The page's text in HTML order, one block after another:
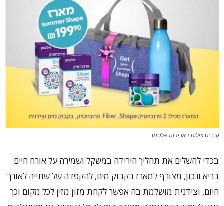
קרדיט צילום באדיבות אלטמן
בכדי להשלים את תהליך הירידה במשקל ושמירה על אורח חיים
בריא ונכון, מצורף למארז בקבוק מים, להקפדה של שתייה לאורך
היום, וצידנית מושלמת בה אפשר לקחת מזון מזין לכל מקום וכך